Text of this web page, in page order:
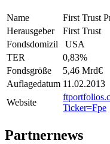
Name
First Trust
Herausgeber
First Trust
Fondsdomizil
USA
TER
0,83%
Fondsgröße
5,46 Mrd€
Auflagedatum 11.02.2013
Website
Ticker=Fpe
Partnernews